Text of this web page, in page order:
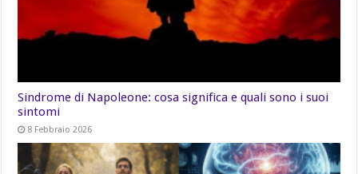
Sindrome di Napoleone: cosa significa e quali sono i suoi
sintomi
8 Febbraio 2026